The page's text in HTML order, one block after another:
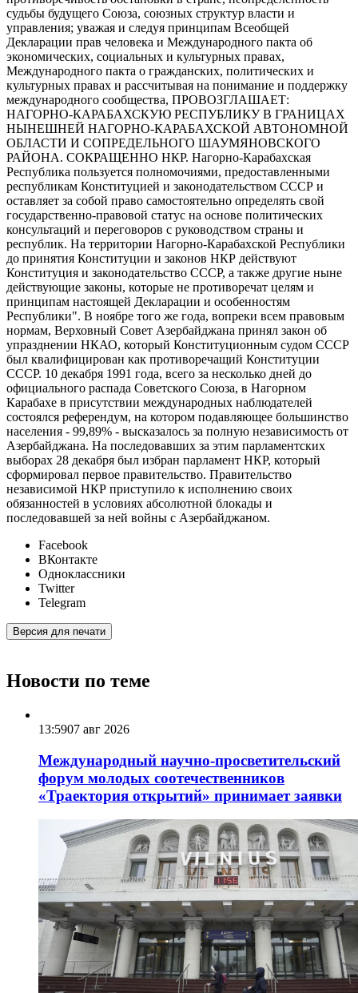
судьбы будущего Союза, союзных структур власти и
управления; уважая и следуя принципам Всеобщей
Декларации прав человека и Международного пакта об
экономических, социальных и культурных правах,
Международного пакта о гражданских, политических и
культурных правах и рассчитывая на понимание и поддержку
международного сообщества, ПРОВОЗГЛАШАЕТ:
НАГОРНО-КАРАБАХСКУЮ РЕСПУБЛИКУ В ГРАНИЦАХ
НЫНЕШНЕЙ НАГОРНО-КАРАБАХСКОЙ АВТОНОМНОЙ
ОБЛАСТИ И СОПРЕДЕЛЬНОГО ШАУМЯНОВСКОГО
РАЙОНА. СОКРАЩЕННО НКР. Нагорно-Карабахская
Республика пользуется полномочиями, предоставленными
республикам Конституцией и законодательством СССР и
оставляет за собой право самостоятельно определять свой
государственно-правовой статус на основе политических
консультаций и переговоров с руководством страны и
республик. На территории Нагорно-Карабахской Республики
до принятия Конституции и законов НКР действуют
Конституция и законодательство СССР, а также другие ныне
действующие законы, которые не противоречат целям и
принципам настоящей Декларации и особенностям
Республики". В ноябре того же года, вопреки всем правовым
нормам, Верховный Совет Азербайджана принял закон об
упразднении НКАО, который Конституционным судом СССР
был квалифицирован как противоречащий Конституции
СССР. 10 декабря 1991 года, всего за несколько дней до
официального распада Советского Союза, в Нагорном
Карабахе в присутствии международных наблюдателей
состоялся референдум, на котором подавляющее большинство
населения - 99,89% - высказалось за полную независимость от
Азербайджана. На последовавших за этим парламентских
выборах 28 декабря был избран парламент НКР, который
сформировал первое правительство. Правительство
независимой НКР приступило к исполнению своих
обязанностей в условиях абсолютной блокады и
последовавшей за ней войны с Азербайджаном.
Facebook
ВКонтакте
Одноклассники
Twitter
Telegram
Версия для печати
Новости по теме
13:5907 авг 2026
Международный научно-просветительский
форум молодых соотечественников
«Траектория открытий» принимает заявки